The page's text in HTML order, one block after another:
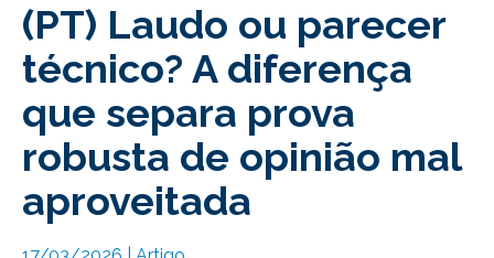
(PT) Laudo ou parecer
técnico? A diferença
que separa prova
robusta de opinião mal
aproveitada